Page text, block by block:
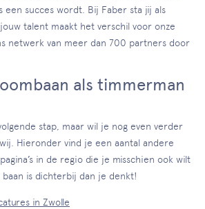
een succes wordt. Bij Faber sta jij als
talent maakt het verschil voor onze
netwerk van meer dan 700 partners door
als timmerman
stap, maar wil je nog even verder
Hieronder vind je een aantal andere
in de regio die je misschien ook wilt
is dichterbij dan je denkt!
in Zwolle